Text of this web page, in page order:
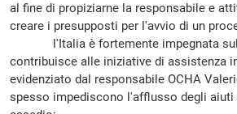
al fine di propiziarne la responsabile e
creare i presupposti per l'avvio di un
l'Italia è fortemente impegnata sul
contribuisce alle iniziative di assistenza
evidenziato dal responsabile OCHA
spesso impediscono l'afflusso degli